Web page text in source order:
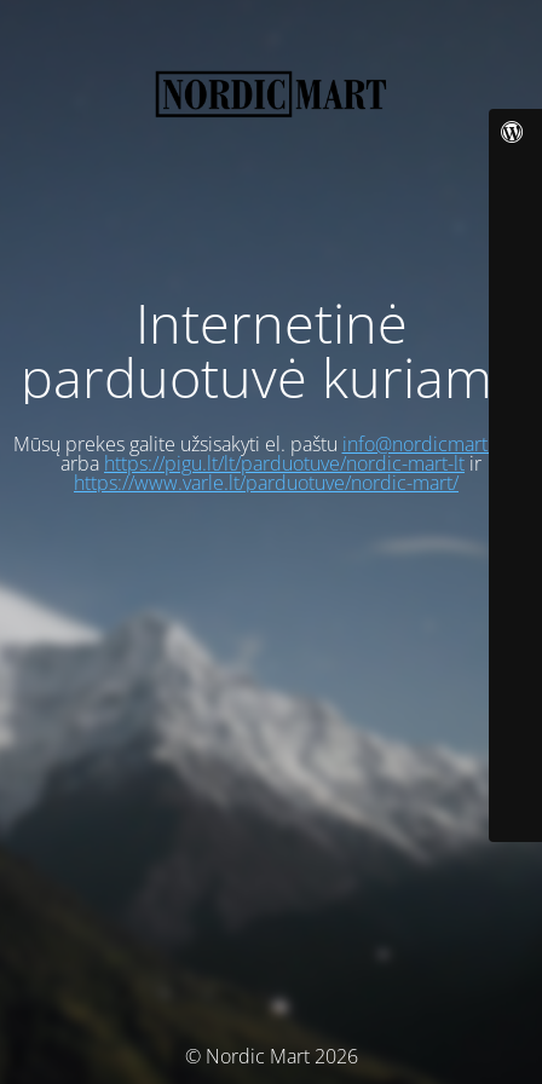
Internetinė
parduotuvė kuriama
Mūsų prekes galite užsisakyti el. paštu info@nordicmart.com
arba https://pigu.lt/lt/parduotuve/nordic-mart-ltir
https://www.varle.lt/parduotuve/nordic-mart/
© Nordic Mart 2026